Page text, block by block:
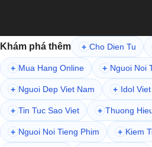
Khám phá thêm + Cho Dien Tu
+ Mua Hang Online + Nguoi Noi
+ Nguoi Dep Viet Nam + Idol
+ Tin Tuc Sao Viet + Thuong
+ Nguoi Noi Tieng Phim + Kiem